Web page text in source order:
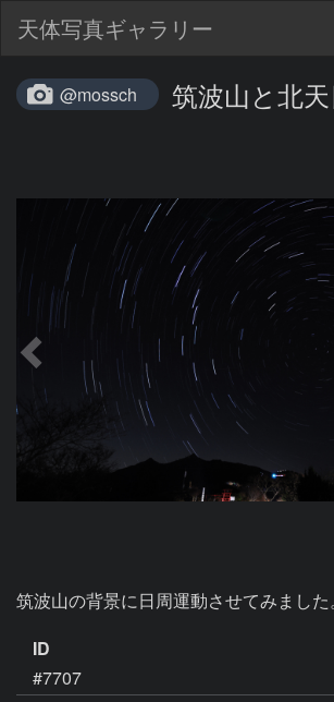
天体写真ギャラリー
@mossch 筑波山と北
筑波山の背景に日周運動させてみました。
ID
#7707